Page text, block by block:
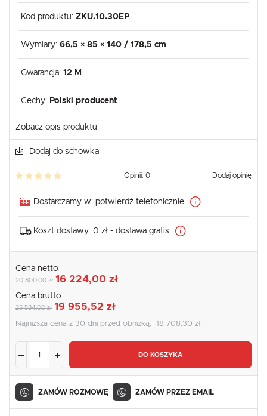
Kod produktu: ZKU.10.30EP
Wymiary: 66,5 × 85 × 140 / 178,5 cm
Gwarancja: 12 M
Cechy: Polski producent
Zobacz opis produktu
Dodaj do schowka
Opinii: 0 Dodaj opinię
Dostarczamy w: potwierdź telefonicznie
Koszt dostawy: 0 zł - dostawa gratis
Cena netto:
20 800,00 zł 16 224,00 zł
Cena brutto:
25 584,00 zł 19 955,52 zł
Najniższa cena z 30 dni przed obniżką: 18 708,30 zł
DO KOSZYKA
ZAMÓW ROZMOWĘ ZAMÓW PRZEZ EMAIL